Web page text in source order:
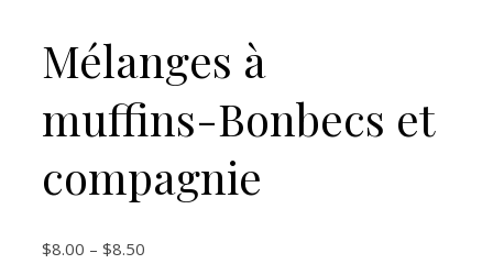
Mélanges à
muffins-Bonbecs et
compagnie
$8.00 – $8.50